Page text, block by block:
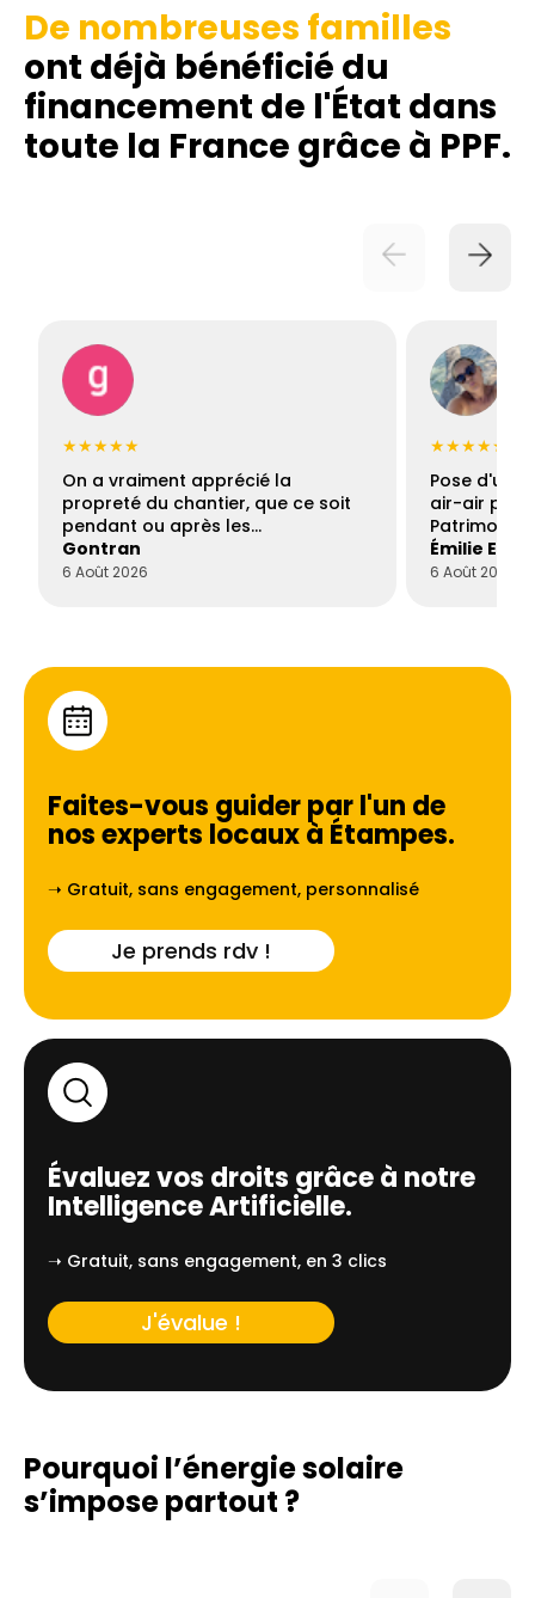
De nombreuses familles
ont déjà bénéficié du
financement de l'État dans
toute la France grâce à PPF.
★★★★★
On a vraiment apprécié la
propreté du chantier, que ce soit
pendant ou après les…
Gontran
6 Août 2026
★★★★★
Pose d'une
air-air par
Patrimoine
Émilie
6 Août 2026
Faites-vous guider par l'un de
nos experts locaux à Étampes.
➝ Gratuit, sans engagement, personnalisé
Je prends rdv !
Évaluez vos droits grâce à notre
Intelligence Artificielle.
➝ Gratuit, sans engagement, en 3 clics
J'évalue !
Pourquoi l’énergie solaire
s’impose partout ?